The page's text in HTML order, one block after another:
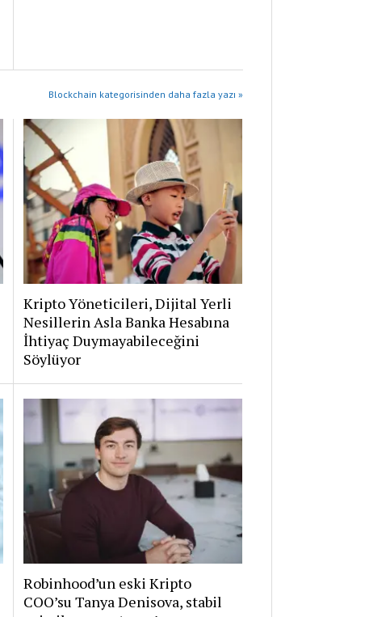
Blockchain kategorisinden daha fazla yazı »
Kripto Yöneticileri, Dijital Yerli
Nesillerin Asla Banka Hesabına
İhtiyaç Duymayabileceğini
Söylüyor
Robinhood’un eski Kripto
COO’su Tanya Denisova, stabil